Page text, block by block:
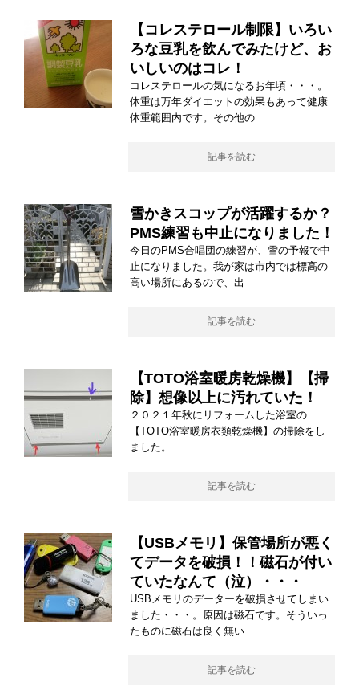
【コレステロール制限】いろい
ろな豆乳を飲んでみたけど、お
いしいのはコレ！
コレステロールの気になるお年頃・・・。
体重は万年ダイエットの効果もあって健康
体重範囲内です。その他の
記事を読む
雪かきスコップが活躍するか？
PMS練習も中止になりました！
今日のPMS合唱団の練習が、雪の予報で中
止になりました。我が家は市内では標高の
高い場所にあるので、出
記事を読む
【TOTO浴室暖房乾燥機】【掃
除】想像以上に汚れていた！
２０２１年秋にリフォームした浴室の
【TOTO浴室暖房衣類乾燥機】の掃除をし
ました。
記事を読む
【USBメモリ】保管場所が悪く
てデータを破損！！磁石が付い
ていたなんて（泣）・・・
USBメモリのデーターを破損させてしまい
ました・・・。原因は磁石です。そういっ
たものに磁石は良く無い
記事を読む